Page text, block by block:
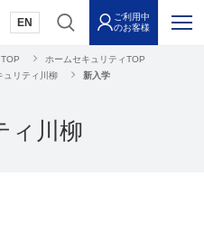
EN
ご利用中
のお客様
ホームセキュリティTOP
ュリティ川柳 新入学
ィ川柳